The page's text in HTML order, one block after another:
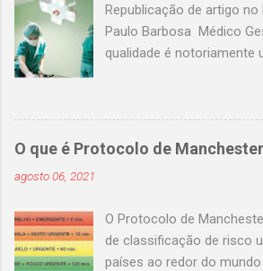
Paula
Santa Cruz
Fleury
Republicação de artigo
Paulo Barbosa Médico
qualidade é notoriamente
serviços de qualquer
cada fluxo e processo
Em Hospitais, o Centro
não é preciso explicar o
importantíssimo Centro
O que é Protocolo de
agosto 06, 2021
O Protocolo de
de classificação de risco
países ao redor do